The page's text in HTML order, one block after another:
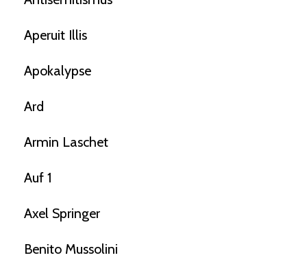
Aperuit Illis
Apokalypse
Ard
Armin Laschet
Auf 1
Axel Springer
Benito Mussolini